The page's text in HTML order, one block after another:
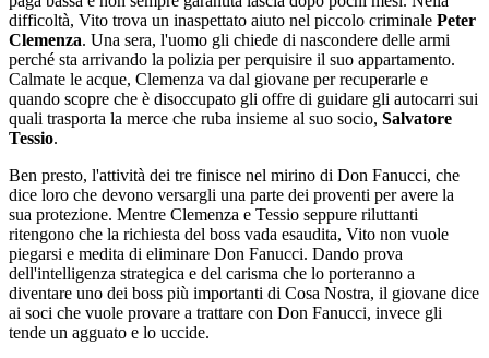
difficoltà, Vito trova un inaspettato aiuto nel piccolo criminale Peter
Clemenza. Una sera, l'uomo gli chiede di nascondere delle armi
perché sta arrivando la polizia per perquisire il suo appartamento.
Calmate le acque, Clemenza va dal giovane per recuperarle e
quando scopre che è disoccupato gli offre di guidare gli autocarri sui
quali trasporta la merce che ruba insieme al suo socio, Salvatore
Tessio.
Ben presto, l'attività dei tre finisce nel mirino di Don Fanucci, che
dice loro che devono versargli una parte dei proventi per avere la
sua protezione. Mentre Clemenza e Tessio seppure riluttanti
ritengono che la richiesta del boss vada esaudita, Vito non vuole
piegarsi e medita di eliminare Don Fanucci. Dando prova
dell'intelligenza strategica e del carisma che lo porteranno a
diventare uno dei boss più importanti di Cosa Nostra, il giovane dice
ai soci che vuole provare a trattare con Don Fanucci, invece gli
tende un agguato e lo uccide.